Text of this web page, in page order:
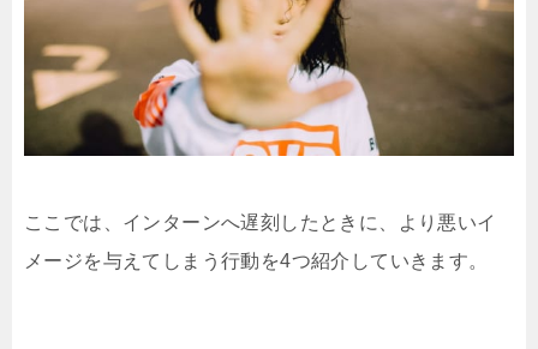
ここでは、インターンへ遅刻したときに、より悪いイ
メージを与えてしまう行動を4つ紹介していきます。